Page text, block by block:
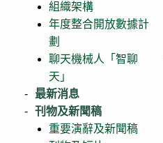
組織架構
年度整合開放數據計
劃
聊天機械人「智聊
天」
最新消息
刊物及新聞稿
重要演辭及新聞稿